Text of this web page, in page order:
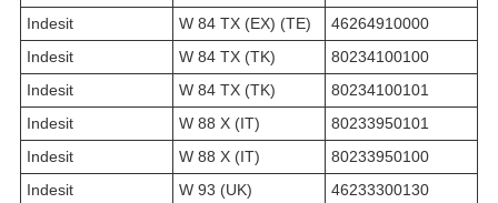
Indesit
W 84 TX (EX) (TE)
46264910000
Indesit
W 84 TX (TK)
80234100100
Indesit
W 84 TX (TK)
80234100101
Indesit
W 88 X (IT)
80233950101
Indesit
W 88 X (IT)
80233950100
Indesit
W 93 (UK)
46233300130